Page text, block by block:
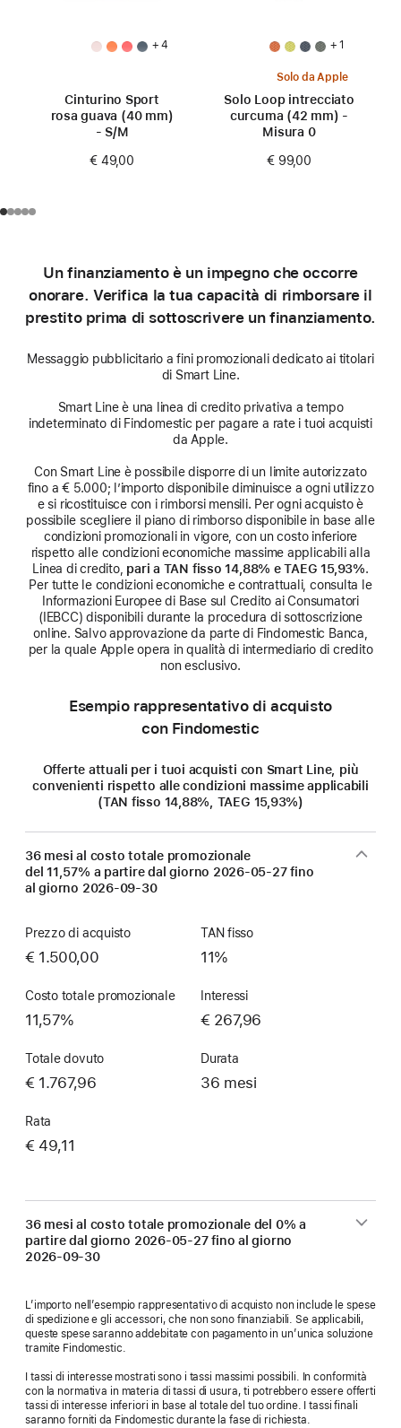
+ 4
Cinturino Sport
rosa guava (40 mm)
- S/M
€ 49,00
+ 1
Solo da Apple
Solo Loop intrecciato
curcuma (42 mm) -
Misura 0
€ 99,00
Un finanziamento è un impegno che occorre
onorare. Verifica la tua capacità di rimborsare il
prestito prima di sottoscrivere un finanziamento.
Messaggio pubblicitario a fini promozionali dedicato ai titolari
di Smart Line.
Smart Line è una linea di credito privativa a tempo
indeterminato di Findomestic per pagare a rate i tuoi acquisti
da Apple.
Con Smart Line è possibile disporre di un limite autorizzato
fino a € 5.000; l’importo disponibile diminuisce a ogni utilizzo
e si ricostituisce con i rimborsi mensili. Per ogni acquisto è
possibile scegliere il piano di rimborso disponibile in base alle
condizioni promozionali in vigore, con un costo inferiore
rispetto alle condizioni economiche massime applicabili alla
Linea di credito, pari a TAN fisso 14,88% e TAEG 15,93%.
Per tutte le condizioni economiche e contrattuali, consulta le
Informazioni Europee di Base sul Credito ai Consumatori
(IEBCC) disponibili durante la procedura di sottoscrizione
online. Salvo approvazione da parte di Findomestic Banca,
per la quale Apple opera in qualità di intermediario di credito
non esclusivo.
Esempio rappresentativo di acquisto
con Findomestic
Offerte attuali per i tuoi acquisti con Smart Line, più
convenienti rispetto alle condizioni massime applicabili
(TAN fisso 14,88%, TAEG 15,93%)
36 mesi al costo totale promozionale
del 11,57% a partire dal giorno 2026-05-27fino
al giorno 2026-09-30
Prezzo di acquisto
€ 1.500,00
TAN fisso
11%
Costo totale promozionale
11,57%
Interessi
€ 267,96
Totale dovuto
€ 1.767,96
Durata
36 mesi
Rata
€ 49,11
36 mesi al costo totale promozionale del 0% a
partire dal giorno 2026-05-27fino al giorno
2026-09-30
L’importo nell’esempio rappresentativo di acquisto non include le spese
di spedizione e gli accessori, che non sono finanziabili. Se applicabili,
queste spese saranno addebitate con pagamento in un’unica soluzione
tramite Findomestic.
I tassi di interesse mostrati sono i tassi massimi possibili. In conformità
con la normativa in materia di tassi di usura, ti potrebbero essere offerti
tassi di interesse inferiori in base al totale del tuo ordine. I tassi finali
saranno forniti da Findomestic durante la fase di richiesta.